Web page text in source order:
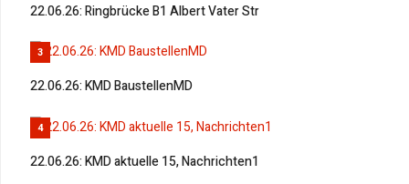
22.06.26: Ringbrücke B1 Albert Vater Str
3
22.06.26: KMD BaustellenMD
4
22.06.26: KMD aktuelle 15, Nachrichten1